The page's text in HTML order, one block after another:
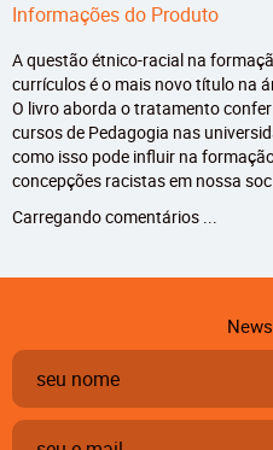
Informações do Produto
A questão étnico-racial na
currículos é o mais novo título na
O livro aborda o tratamento
cursos de Pedagogia nas
como isso pode influir na
concepções racistas em nossa
Carregando comentários ...